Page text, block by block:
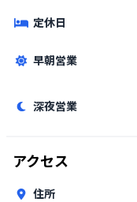
定休日
早朝営業
深夜営業
アクセス
住所